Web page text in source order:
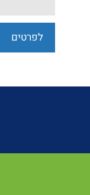
לפרטים